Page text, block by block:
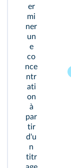
er
mi
ner
un
e
co
nce
ntr
ati
on
à
par
tir
d'u
n
titr